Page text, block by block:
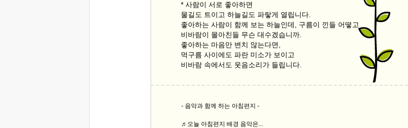
* 사람이 서로 좋아하면
물길도 트이고 하늘길도 파랗게 열립니다.
좋아하는 사람이 함께 보는 하늘인데, 구름이 낀들 어떻고
비바람이 몰아친들 무슨 대수겠습니까.
좋아하는 마음만 변치 않는다면,
먹구름 사이에도 파란 미소가 보이고
비바람 속에서도 웃음소리가 들립니다.
- 음악과 함께 하는 아침편지 -
♬오늘 아침편지 배경 음악은...